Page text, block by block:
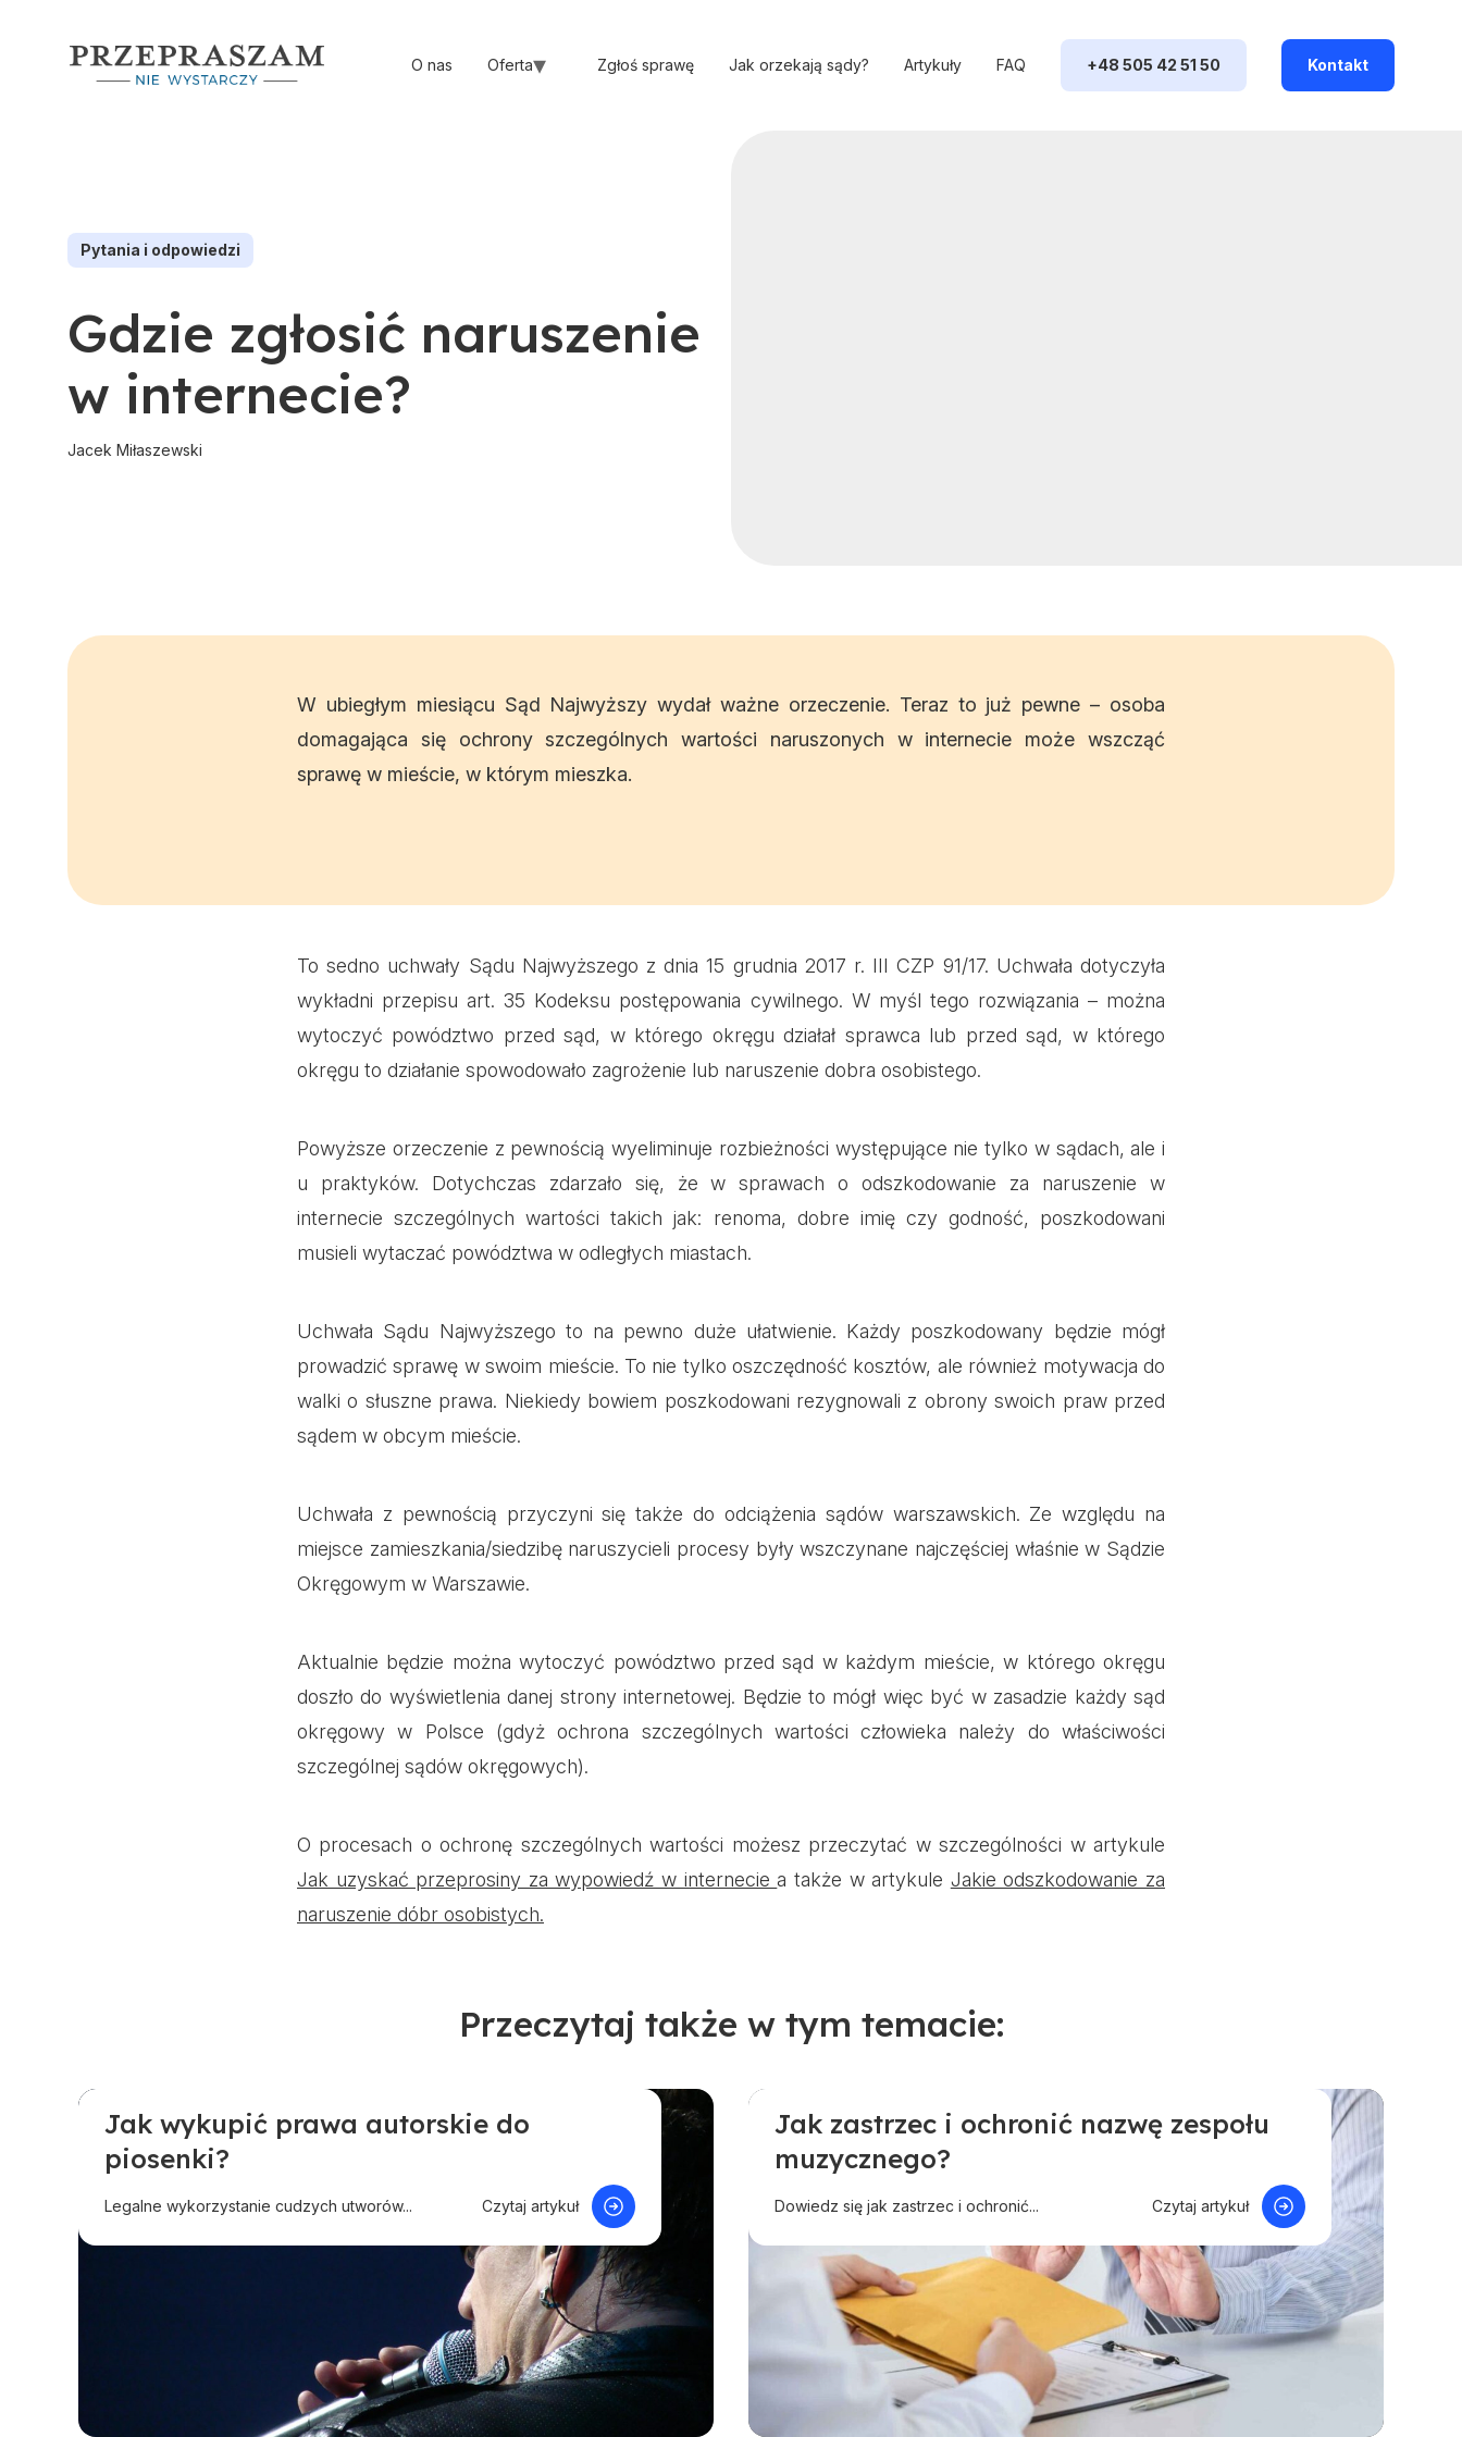
O nas Oferta Zgłoś sprawę Jak orzekają sądy? Artykuły FAQ +48 505 42 51 50 Kontakt
Pytania i odpowiedzi
Gdzie zgłosić naruszenie
w internecie?
Jacek Miłaszewski
W ubiegłym miesiącu Sąd Najwyższy wydał ważne orzeczenie. Teraz to już pewne – osoba
domagająca się ochrony szczególnych wartości naruszonych w internecie może wszcząć
sprawę w mieście, w którym mieszka.
To sedno uchwały Sądu Najwyższego z dnia 15 grudnia 2017 r. III CZP 91/17. Uchwała dotyczyła
wykładni przepisu art. 35 Kodeksu postępowania cywilnego. W myśl tego rozwiązania – można
wytoczyć powództwo przed sąd, w którego okręgu działał sprawca lub przed sąd, w którego
okręgu to działanie spowodowało zagrożenie lub naruszenie dobra osobistego.
Powyższe orzeczenie z pewnością wyeliminuje rozbieżności występujące nie tylko w sądach, ale i
u praktyków. Dotychczas zdarzało się, że w sprawach o odszkodowanie za naruszenie w
internecie szczególnych wartości takich jak: renoma, dobre imię czy godność, poszkodowani
musieli wytaczać powództwa w odległych miastach.
Uchwała Sądu Najwyższego to na pewno duże ułatwienie. Każdy poszkodowany będzie mógł
prowadzić sprawę w swoim mieście. To nie tylko oszczędność kosztów, ale również motywacja do
walki o słuszne prawa. Niekiedy bowiem poszkodowani rezygnowali z obrony swoich praw przed
sądem w obcym mieście.
Uchwała z pewnością przyczyni się także do odciążenia sądów warszawskich. Ze względu na
miejsce zamieszkania/siedzibę naruszycieli procesy były wszczynane najczęściej właśnie w Sądzie
Okręgowym w Warszawie.
Aktualnie będzie można wytoczyć powództwo przed sąd w każdym mieście, w którego okręgu
doszło do wyświetlenia danej strony internetowej. Będzie to mógł więc być w zasadzie każdy sąd
okręgowy w Polsce (gdyż ochrona szczególnych wartości człowieka należy do właściwości
szczególnej sądów okręgowych).
O procesach o ochronę szczególnych wartości możesz przeczytać w szczególności w artykule
Jak uzyskać przeprosiny za wypowiedź w interneciea także w artykule Jakie odszkodowanie za
naruszenie dóbr osobistych.
Przeczytaj także w tym temacie:
Pomoc dla twórców Proponowane Pytania i odpowiedzi
Jak wykupić prawa autorskie do
piosenki?
Legalne wykorzystanie cudzych utworów... Czytaj artykuł
Pomoc dla twórców Pytania i odpowiedzi
Jak zastrzec i ochronić nazwę zespołu
muzycznego?
Dowiedz się jak zastrzec i ochronić... Czytaj artykuł